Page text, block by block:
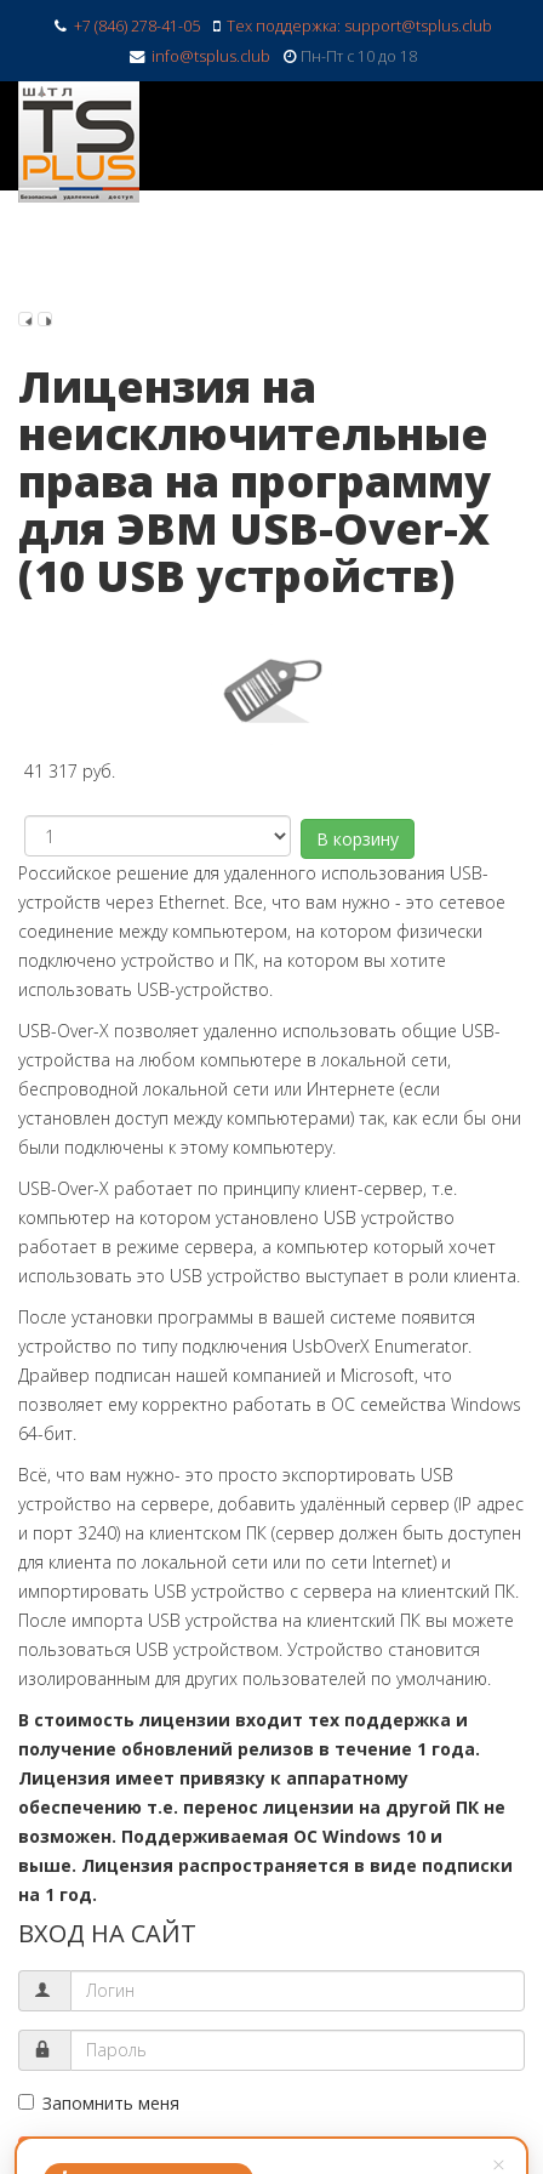
+7 (846) 278-41-05
Тех поддержка: support@tsplus.club
info@tsplus.club
Пн-Пт с 10 до 18
Лицензия на
неисключительные
права на программу
для ЭВМ USB-Over-X
(10 USB устройств)
41 317 руб.
В корзину
Российское решение для удаленного использования USB-
устройств через Ethernet. Все, что вам нужно - это сетевое
соединение между компьютером, на котором физически
подключено устройство и ПК, на котором вы хотите
использовать USB-устройство.
USB-Over-X позволяет удаленно использовать общие USB-
устройства на любом компьютере в локальной сети,
беспроводной локальной сети или Интернете (если
установлен доступ между компьютерами) так, как если бы они
были подключены к этому компьютеру.
USB-Over-X работает по принципу клиент-сервер, т.е.
компьютер на котором установлено USB устройство
работает в режиме сервера, а компьютер который хочет
использовать это USB устройство выступает в роли клиента.
После установки программы в вашей системе появится
устройство по типу подключения UsbOverX Enumerator.
Драйвер подписан нашей компанией и Microsoft, что
позволяет ему корректно работать в ОС семейства Windows
64-бит.
Всё, что вам нужно- это просто экспортировать USB
устройство на сервере, добавить удалённый сервер (IP адрес
и порт 3240) на клиентском ПК (сервер должен быть доступен
для клиента по локальной сети или по сети Internet) и
импортировать USB устройство с сервера на клиентский ПК.
После импорта USB устройства на клиентский ПК вы можете
пользоваться USB устройством. Устройство становится
изолированным для других пользователей по умолчанию.
В стоимость лицензии входит тех поддержка и
получение обновлений релизов в течение 1 года.
Лицензия имеет привязку к аппаратному
обеспечению т.е. перенос лицензии на другой ПК не
возможен. Поддерживаемая ОС Windows 10 и
выше. Лицензия распространяется в виде подписки
на 1 год.
ВХОД НА САЙТ
Запомнить меня
×